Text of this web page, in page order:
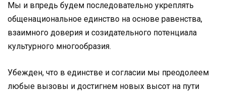
Мы и впредь будем последовательно укреплять
общенациональное единство на основе равенства,
взаимного доверия и созидательного потенциала
культурного многообразия.
Убежден, что в единстве и согласии мы преодолеем
любые вызовы и достигнем новых высот на пути